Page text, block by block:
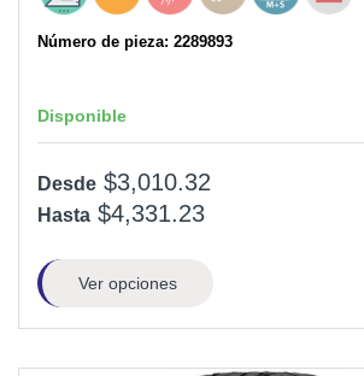
Número de pieza: 2289893
Disponible
Desde $3,010.32
Hasta $4,331.23
Ver opciones